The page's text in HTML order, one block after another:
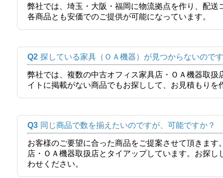
弊社では、埼玉・大阪・福岡に物流拠点を作り、配
各商品とも安価でのご提供が可能になっています。
Q2 探している家具（ＯＡ機器）が見つからないので
弊社では、複数の中古オフィス家具店・ＯＡ機器取
イトに掲載がない商品でもお探しして、お見積もりを
Q3 同じ商品で数を揃えたいのですが、可能ですか？
お客様のご要望に合った商品をご提案させて頂きま
店・ＯＡ機器取扱店とタイアップしています。お探
わせください。